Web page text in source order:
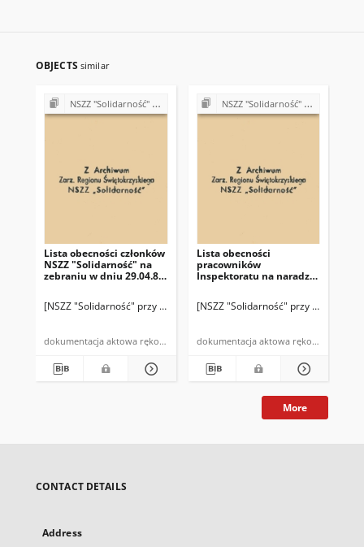
OBJECTS similar
NSZZ "Solidarność" w PZU w Kielcach oraz Inspektoracie PZU w Kazimierzy Wielkiej
Lista obecności członków
NSZZ "Solidarność" na
zebraniu w dniu 29.04.81
[NSZZ "Solidarność" przy Inspektoracie PZU w Kazimierzy Wielkiej]
dokumentacja aktowa rękopis
NSZZ "Solidarność" w PZU w Kielcach oraz Inspektoracie PZU w Kazimierzy Wielkiej
Lista obecności
pracowników
Inspektoratu na naradzie
[NSZZ "Solidarność" przy
dokumentacja aktowa rękopis
More
CONTACT DETAILS
Address